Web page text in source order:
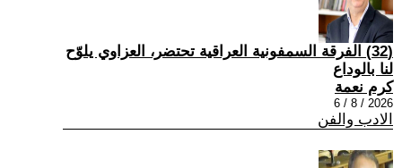
(32) الفرقة السمفونية العراقية تحتضر، العزاوي يلوّح
لنا بالوداع
كرم نعمة
2026 / 8 / 6
الادب والفن